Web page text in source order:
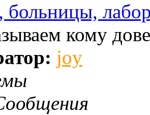
больницы,
кому
joy